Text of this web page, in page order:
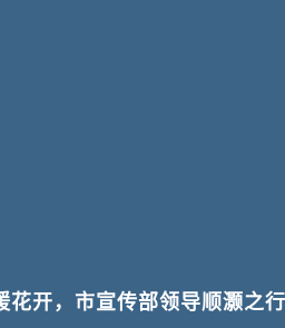
花开，市宣传部领导顺灏之